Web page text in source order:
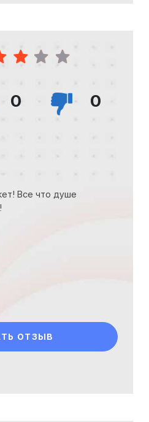
0 0
Все что душе
ОТЗЫВ